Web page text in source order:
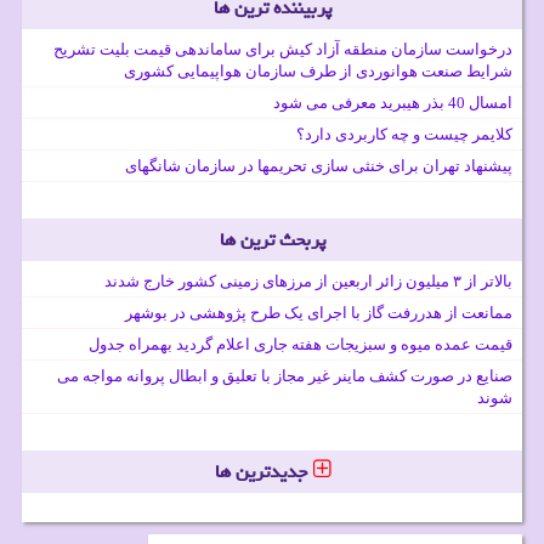
پربیننده ترین ها
درخواست سازمان منطقه آزاد کیش برای ساماندهی قیمت بلیت تشریح
شرایط صنعت هوانوردی از طرف سازمان هواپیمایی کشوری
امسال 40 بذر هیبرید معرفی می شود
کلایمر چیست و چه کاربردی دارد؟
پیشنهاد تهران برای خنثی سازی تحریمها در سازمان شانگهای
پربحث ترین ها
بالاتر از ۳ میلیون زائر اربعین از مرزهای زمینی کشور خارج شدند
ممانعت از هدررفت گاز با اجرای یک طرح پژوهشی در بوشهر
قیمت عمده میوه و سبزیجات هفته جاری اعلام گردید بهمراه جدول
صنایع در صورت کشف ماینر غیر مجاز با تعلیق و ابطال پروانه مواجه می
شوند
جدیدترین ها